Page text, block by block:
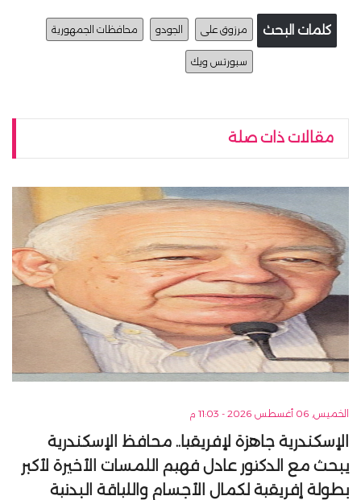
كلمات البحث مرزوق على الجودو محافظات الجمهورية
سبورتس ويك
مقالات ذات صلة
الخميس, 06 أغسطس 2026 - 11:03 م
الإسكندرية جاهزة لإفريقيا.. محافظ الإسكندرية
يبحث مع الدكتور عادل فهيم اللمسات الأخيرة لأكبر
بطولة إفريقية لكمال الأجسام واللياقة البدنية